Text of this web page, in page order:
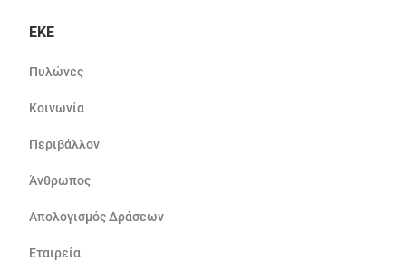
ΕΚΕ
Πυλώνες
Κοινωνία
Περιβάλλον
Άνθρωπος
Απολογισμός Δράσεων
Εταιρεία